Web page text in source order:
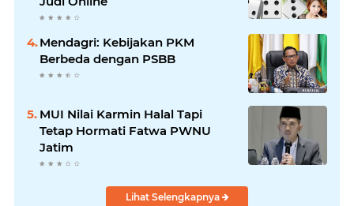
Mendagri: Kebijakan PKM
Berbeda dengan PSBB
MUI Nilai Karmin Halal Tapi
Tetap Hormati Fatwa PWNU
Jatim
Lihat Selengkapnya